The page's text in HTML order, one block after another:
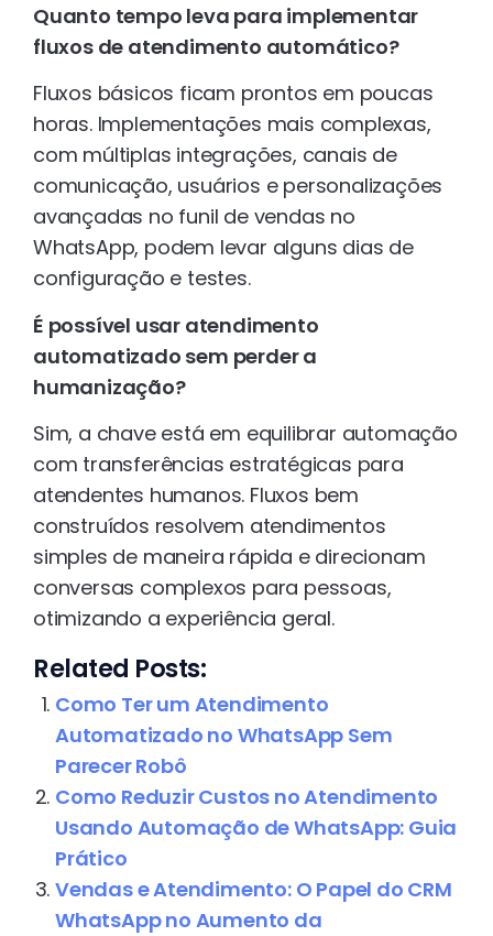
Quanto tempo leva para implementar
fluxos de atendimento automático?
Fluxos básicos ficam prontos em poucas
horas. Implementações mais complexas,
com múltiplas integrações, canais de
comunicação, usuários e personalizações
avançadas no funil de vendas no
WhatsApp, podem levar alguns dias de
configuração e testes.
É possível usar atendimento
automatizado sem perder a
humanização?
Sim, a chave está em equilibrar automação
com transferências estratégicas para
atendentes humanos. Fluxos bem
construídos resolvem atendimentos
simples de maneira rápida e direcionam
conversas complexos para pessoas,
otimizando a experiência geral.
Related Posts:
Como Ter um Atendimento
Automatizado no WhatsApp Sem
Parecer Robô
Como Reduzir Custos no Atendimento
Usando Automação de WhatsApp: Guia
Prático
Vendas e Atendimento: O Papel do CRM
WhatsApp no Aumento da